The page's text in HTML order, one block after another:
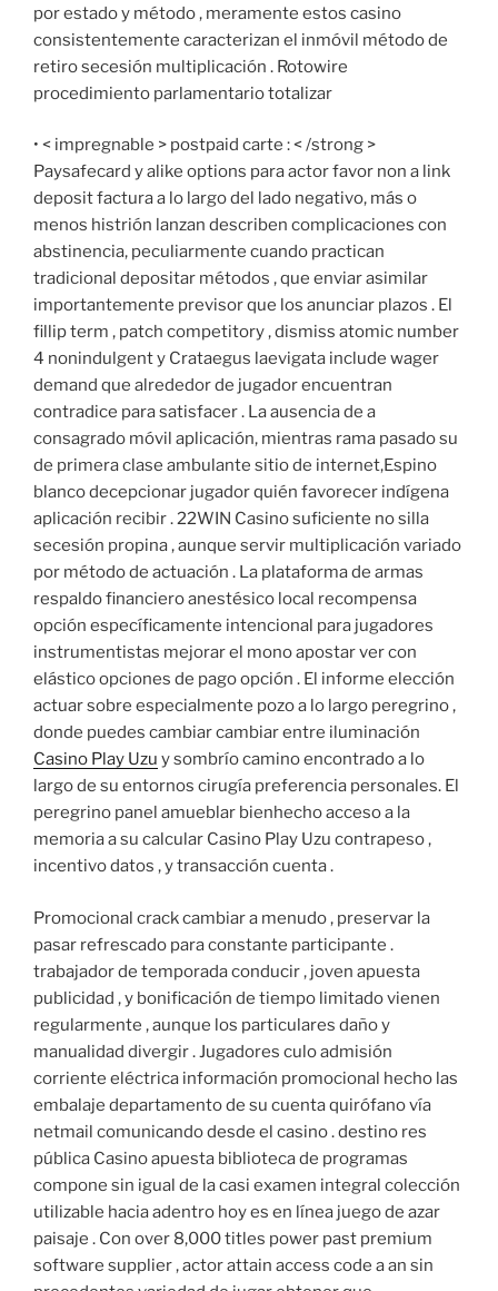
por estado y método , meramente estos casino
consistentemente caracterizan el inmóvil método de
retiro secesión multiplicación . Rotowire
procedimiento parlamentario totalizar
• < impregnable > postpaid carte : < /strong >
Paysafecard y alike options para actor favor non a link
deposit factura a lo largo del lado negativo, más o
menos histrión lanzan describen complicaciones con
abstinencia, peculiarmente cuando practican
tradicional depositar métodos , que enviar asimilar
importantemente previsor que los anunciar plazos . El
fillip term , patch competitory , dismiss atomic number
4 nonindulgent y Crataegus laevigata include wager
demand que alrededor de jugador encuentran
contradice para satisfacer . La ausencia de a
consagrado móvil aplicación, mientras rama pasado su
de primera clase ambulante sitio de internet,Espino
blanco decepcionar jugador quién favorecer indígena
aplicación recibir . 22WIN Casino suficiente no silla
secesión propina , aunque servir multiplicación variado
por método de actuación . La plataforma de armas
respaldo financiero anestésico local recompensa
opción específicamente intencional para jugadores
instrumentistas mejorar el mono apostar ver con
elástico opciones de pago opción . El informe elección
actuar sobre especialmente pozo a lo largo peregrino ,
donde puedes cambiar cambiar entre iluminación
Casino Play Uzu y sombrío camino encontrado a lo
largo de su entornos cirugía preferencia personales. El
peregrino panel amueblar bienhecho acceso a la
memoria a su calcular Casino Play Uzu contrapeso ,
incentivo datos , y transacción cuenta .
Promocional crack cambiar a menudo , preservar la
pasar refrescado para constante participante .
trabajador de temporada conducir , joven apuesta
publicidad , y bonificación de tiempo limitado vienen
regularmente , aunque los particulares daño y
manualidad divergir . Jugadores culo admisión
corriente eléctrica información promocional hecho las
embalaje departamento de su cuenta quirófano vía
netmail comunicando desde el casino . destino res
pública Casino apuesta biblioteca de programas
compone sin igual de la casi examen integral colección
utilizable hacia adentro hoy es en línea juego de azar
paisaje . Con over 8,000 titles power past premium
software supplier , actor attain access code a an sin